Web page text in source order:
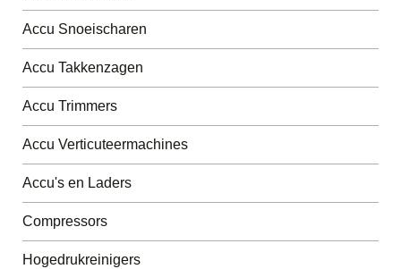
Accu Snoeischaren
Accu Takkenzagen
Accu Trimmers
Accu Verticuteermachines
Accu's en Laders
Compressors
Hogedrukreinigers